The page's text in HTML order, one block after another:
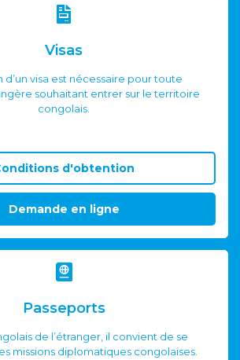
Visas
d’un visa est nécessaire pour toute
souhaitant entrer sur le territoire
congolais.
d'obtention
Demande en ligne
Passeports
de l’étranger, il convient de se
missions diplomatiques congolaises.